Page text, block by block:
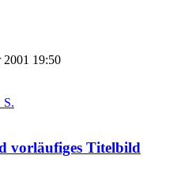
2001 19:50
vorläufiges Titelbild